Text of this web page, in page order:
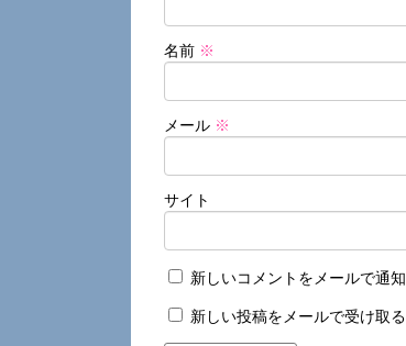
名前 ※
メール ※
サイト
新しいコメントをメールで通知
新しい投稿をメールで受け取る